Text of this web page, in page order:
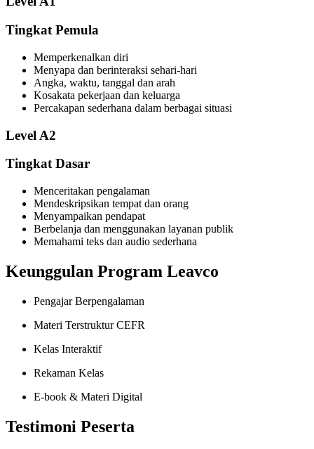
Tingkat Pemula
Memperkenalkan diri
Menyapa dan berinteraksi sehari-hari
Angka, waktu, tanggal dan arah
Kosakata pekerjaan dan keluarga
Percakapan sederhana dalam berbagai situasi
Level A2
Tingkat Dasar
Menceritakan pengalaman
Mendeskripsikan tempat dan orang
Menyampaikan pendapat
Berbelanja dan menggunakan layanan publik
Memahami teks dan audio sederhana
Keunggulan Program Leavco
Pengajar Berpengalaman
Materi Terstruktur CEFR
Kelas Interaktif
Rekaman Kelas
E-book & Materi Digital
Testimoni Peserta